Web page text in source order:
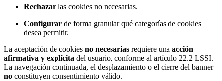
Rechazar las cookies no necesarias.
Configurar de forma granular qué categorías de cookies
desea permitir.
La aceptación de cookies no necesarias requiere una acción
afirmativa y explícita del usuario, conforme al artículo 22.2 LSSI.
La navegación continuada, el desplazamiento o el cierre del banner
no constituyen consentimiento válido.